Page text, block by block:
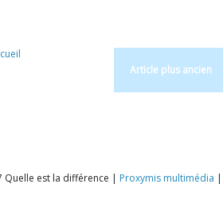
Article plus ancien
Quelle est la différence | Proxymis multimédia |